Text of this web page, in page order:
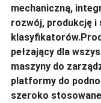
mechaniczną,
rozwój, produkcję i
pełzający dla
maszyny do
platformy do
szeroko